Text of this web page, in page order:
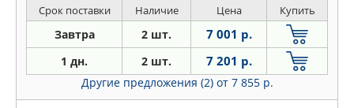
(2020-...)/ Passat CB (2019-...)
Срок поставки Наличие Цена Купить
Завтра 2 шт. 7 001 р.
1 дн. 2 шт. 7 201 р.
Другие предложения (2) от 7 855 р.